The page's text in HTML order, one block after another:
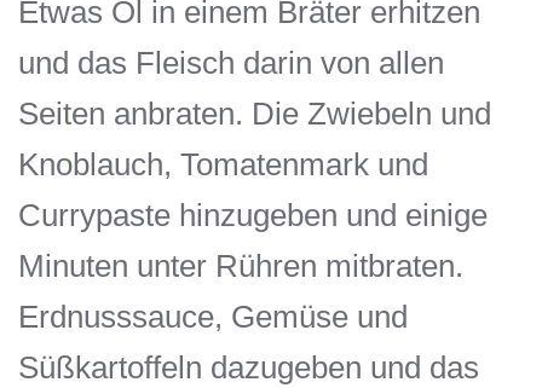
Etwas Öl in einem Bräter erhitzen
und das Fleisch darin von allen
Seiten anbraten. Die Zwiebeln und
Knoblauch, Tomatenmark und
Currypaste hinzugeben und einige
Minuten unter Rühren mitbraten.
Erdnusssauce, Gemüse und
Süßkartoffeln dazugeben und das